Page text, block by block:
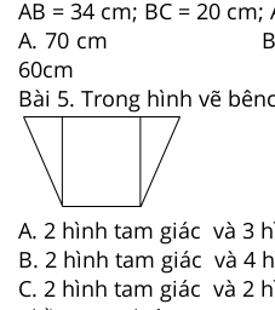
AB = 34 cm; BC = 20 cm;
A. 70 cm
60cm
Bài 5. Trong hình vẽ
A. 2 hình tam giác và 3
B. 2 hình tam giác và 4
C. 2 hình tam giác và 2